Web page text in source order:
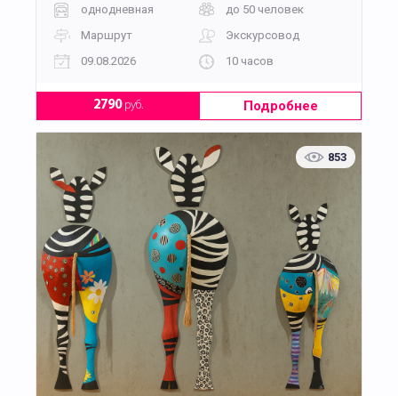
однодневная
до 50 человек
Маршрут
Экскурсовод
09.08.2026
10 часов
2790руб. Подробнее
853